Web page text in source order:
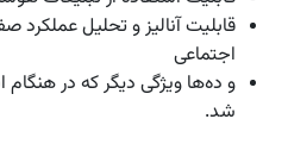
قابلیت آنالیز و تحلیل
اجتماعی
و ده‌ها ویژگی دیگر که در
شد.